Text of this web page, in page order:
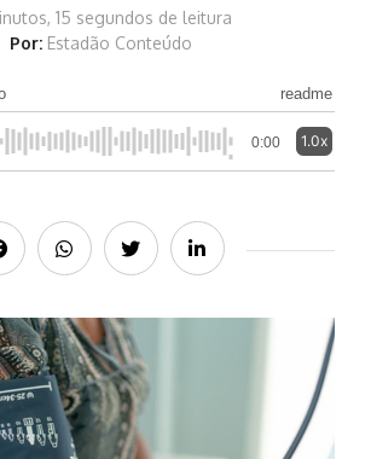
15 segundos de leitura
Por: Estadão Conteúdo
readme
0:00 1.0x